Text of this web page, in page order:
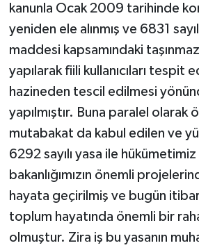
kanunla Ocak 2009 tarihinde
yeniden ele alınmış ve 6831
maddesi kapsamındaki
yapılarak fiili kullanıcıları tespit
hazineden tescil edilmesi
yapılmıştır. Buna paralel olarak
mutabakat da kabul edilen ve
6292 sayılı yasa ile hükümetimiz
bakanlığımızın önemli
hayata geçirilmiş ve bugün
toplum hayatında önemli bir
olmuştur. Zira iş bu yasanın